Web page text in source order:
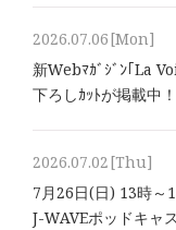
2026.07.06[Mon]
新Webﾏｶﾞｼﾞﾝ｢La
下ろしｶｯﾄが掲載中！
2026.07.02[Thu]
7月26日(日) 13時～
J-WAVEポッドキャ